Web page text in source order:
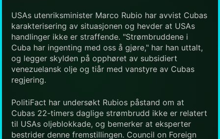
USAs utenriksminister Marco Rubio har avvist Cubas
karakterisering av situasjonen og hevder at USAs
handlinger ikke er straffende. "Strømbruddene i
Cuba har ingenting med oss å gjøre," har han uttalt,
og legger skylden på opphøret av subsidiert
venezuelansk olje og tiår med vanstyre av Cubas
regjering.
PolitiFact har undersøkt Rubios påstand om at
Cubas 22-timers daglige strømbrudd ikke er relatert
til USAs oljeblokkade, og bemerker at eksperter
bestrider denne fremstillingen. Council on Foreign